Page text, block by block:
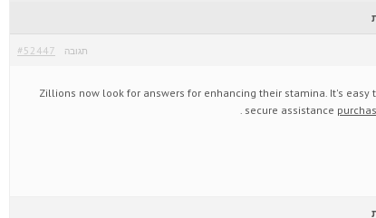
#52447 תגובה
Zillions now look for answers for enhancing their stamina. It's easy
secure assistance